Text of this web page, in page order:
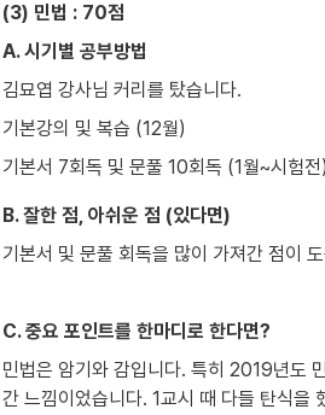
(3) 민법 : 70점
A. 시기별 공부방법
김묘엽 강사님 커리를 탔습니다.
기본강의 및 복습 (12월)
기본서 7회독 및 문풀 10회독 (1월~시험전)
B. 잘한 점, 아쉬운 점 (있다면)
기본서 및 문풀 회독을 많이 가져간 점이
C. 중요 포인트를 한마디로 한다면?
민법은 암기와 감입니다. 특히 2019년도
간 느낌이었습니다. 1교시 때 다들 탄식을